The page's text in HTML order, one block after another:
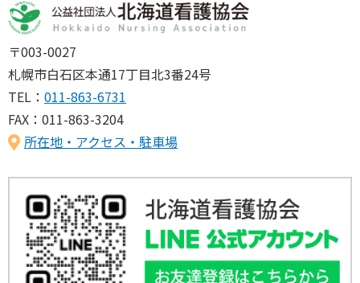
〒003-0027
札幌市白石区本通17丁目北3番24号
TEL： 011-863-6731
FAX：011-863-3204
所在地・アクセス・駐車場